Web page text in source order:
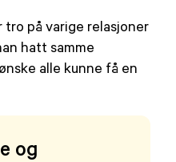
på varige relasjoner
hatt samme
alle kunne få en
og